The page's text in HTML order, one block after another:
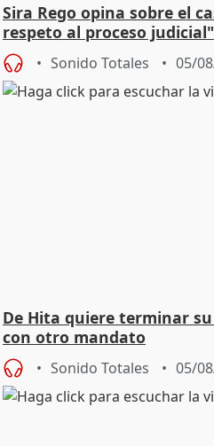
Sira Rego opina sobre el
respeto al proceso judicial"
Sonido Totales 05/
De Hita quiere terminar
con otro mandato
Sonido Totales 05/